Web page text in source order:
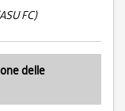
FC)
delle